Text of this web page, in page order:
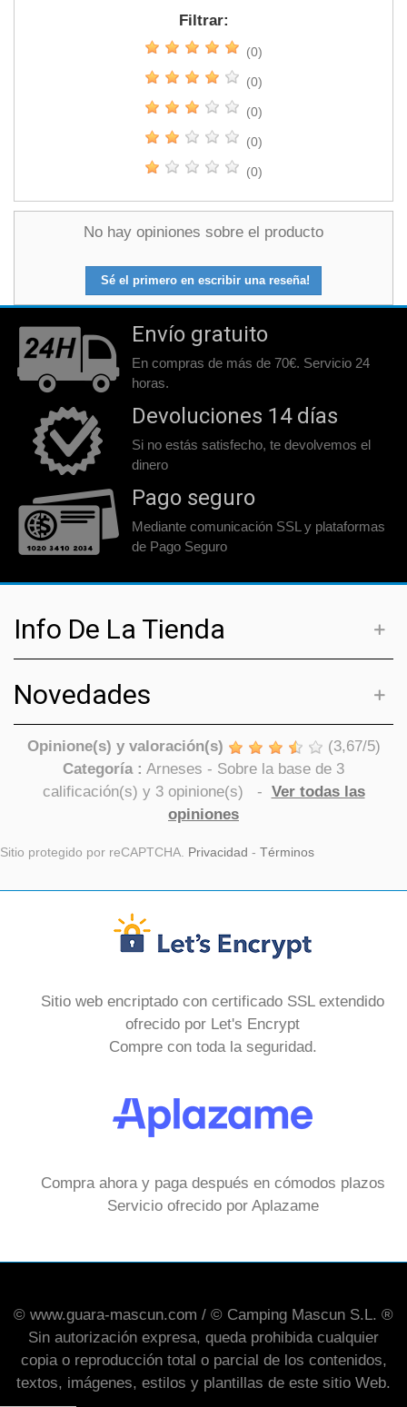
Filtrar:
(0)
(0)
(0)
(0)
(0)
No hay opiniones sobre el producto
Sé el primero en escribir una reseña!
Envío gratuito
En compras de más de 70€. Servicio 24
horas.
Devoluciones 14 días
Si no estás satisfecho, te devolvemos el
dinero
Pago seguro
Mediante comunicación SSL y plataformas
de Pago Seguro
Info De La Tienda
Novedades
Opinione(s) y valoración(s) (3,67/5)
Categoría : Arneses - Sobre la base de 3
calificación(s) y 3opinione(s) - Ver todas las
opiniones
Sitio protegido por reCAPTCHA. Privacidad - Términos
Sitio web encriptado con certificado SSL extendido
ofrecido por Let's Encrypt
Compre con toda la seguridad.
Compra ahora y paga después en cómodos plazos
Servicio ofrecido por Aplazame
© www.guara-mascun.com / © Camping Mascun S.L. ®
Sin autorización expresa, queda prohibida cualquier
copia o reproducción total o parcial de los contenidos,
textos, imágenes, estilos y plantillas de este sitio Web.